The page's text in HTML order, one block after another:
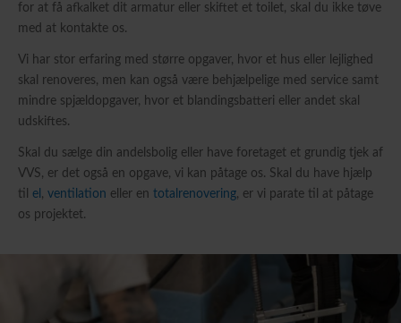
for at få afkalket dit armatur eller skiftet et toilet, skal du ikke tøve
med at kontakte os.
Vi har stor erfaring med større opgaver, hvor et hus eller lejlighed
skal renoveres, men kan også være behjælpelige med service samt
mindre spjældopgaver, hvor et blandingsbatteri eller andet skal
udskiftes.
Skal du sælge din andelsbolig eller have foretaget et grundig tjek af
VVS, er det også en opgave, vi kan påtage os. Skal du have hjælp
til el , ventilation eller en totalrenovering, er vi parate til at påtage
os projektet.